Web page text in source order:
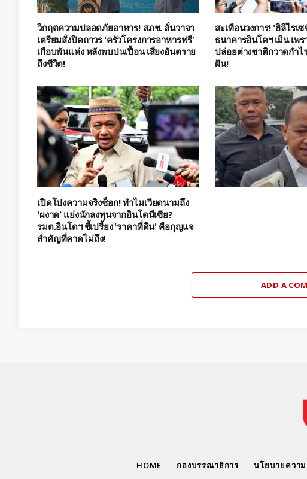
วิกฤตความปลอดภัยอาหาร! สภช. ลั่นวาจา
เตรียมสั่งปิดถาวร ‘ครัวโครงการอาหารฟรี’
เกือบพันแห่ง หลังพบปนเปื้อน เสี่ยงอันตราย
ถึงชีวิต!
สะเทือนวงการ! ‘ฮิลิไรเ
ธนาคารอินโดฯ เมิน เพ
ปล่อยต่างชาติกวาดกำ
ฝัน!
เปิดโปงความจริงช็อก! ทำไมเวียดนามถึง
‘ผงาด’ แย่งนักลงทุนจากอินโดนีเซีย?
รมต.อินโดฯ ชี้เปรี้ยง ‘ราคาที่ดิน’ คือกุญแจ
สำคัญที่คาดไม่ถึง!
ADD A
HOME กองบรรณาธิการ นโยบายควา